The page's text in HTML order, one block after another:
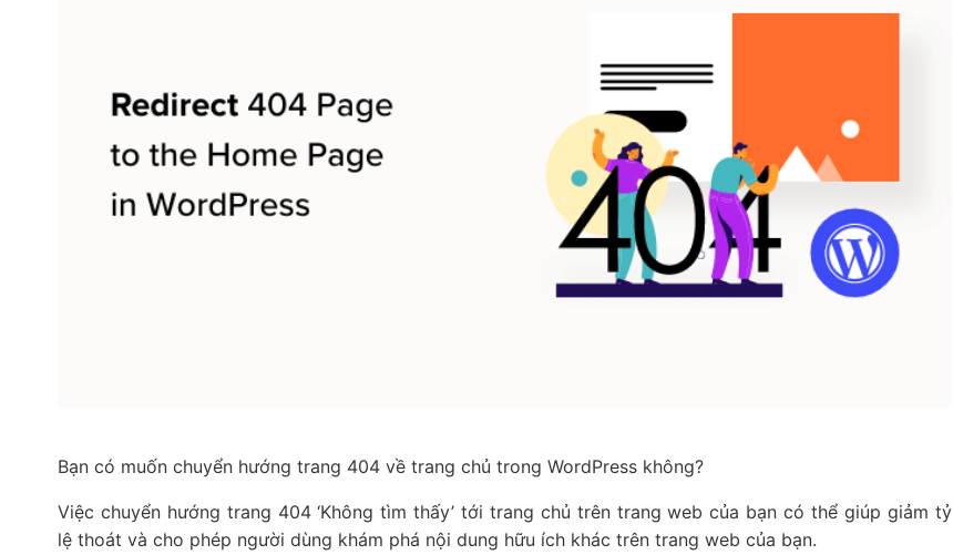
Bạn có muốn chuyển hướng trang 404 về trang chủ trong WordPress không?
Việc chuyển hướng trang 404 ‘Không tìm thấy’ tới trang chủ trên trang web của bạn có thể giúp giảm tỷ
lệ thoát và cho phép người dùng khám phá nội dung hữu ích khác trên trang web của bạn.